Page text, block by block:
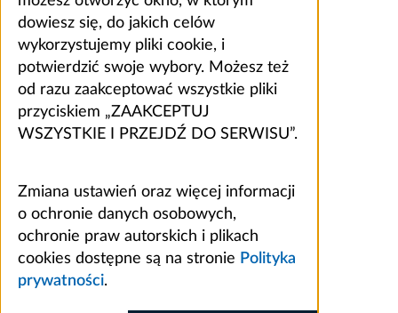
dowiesz się, do jakich celów
wykorzystujemy pliki cookie, i
potwierdzić swoje wybory. Możesz też
od razu zaakceptować wszystkie pliki
przyciskiem „ZAAKCEPTUJ
WSZYSTKIE I PRZEJDŹ DO SERWISU”.
Zmiana ustawień oraz więcej informacji
o ochronie danych osobowych,
ochronie praw autorskich i plikach
cookies dostępne są na stronie Polityka
prywatności.